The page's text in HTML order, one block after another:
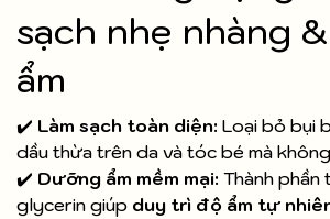
sạch nhẹ nhàng
ẩm
✔️ Làm sạch toàn diện: Loại bỏ bụi
dầu thừa trên da và tóc bé mà
✔️ Dưỡng ẩm mềm mại: Thành phần
glycerin giúp duy trì độ ẩm tự